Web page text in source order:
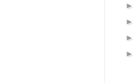
►
►
►
►